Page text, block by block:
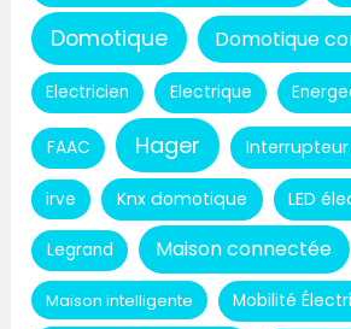
Domotique Domotique
Electricien Electrique
FAAC Hager
irve Knx domotique LED
Legrand Maison connectée
Maison intelligente Mobilité